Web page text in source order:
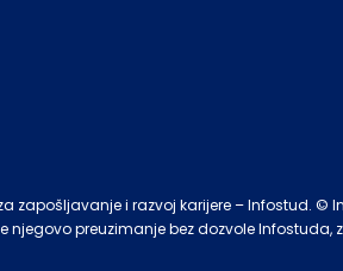
i razvoj karijere – Infostud. ©
preuzimanje bez dozvole